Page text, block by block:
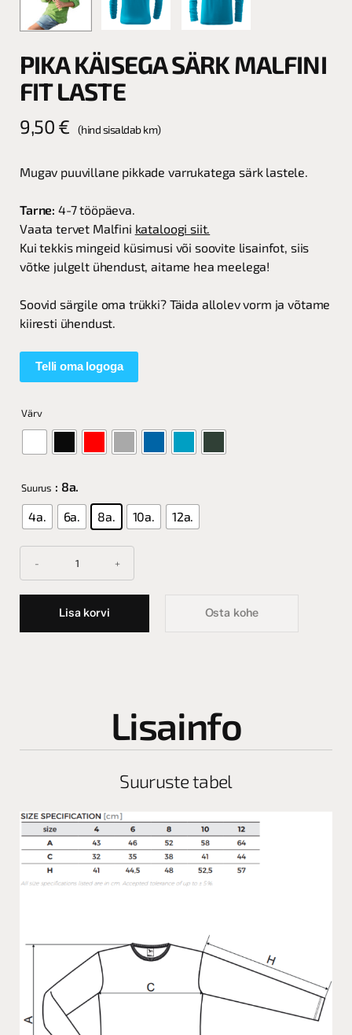
PIKA KÄISEGA SÄRK MALFINI
FIT LASTE
9,50 € (hind sisaldab km)
Mugav puuvillane pikkade varrukatega särk lastele.
Tarne: 4-7 tööpäeva.
Vaata tervet Malfini kataloogi siit.
Kui tekkis mingeid küsimusi või soovite lisainfot, siis
võtke julgelt ühendust, aitame hea meelega!
Soovid särgile oma trükki? Täida allolev vorm ja võtame
kiiresti ühendust.
Telli oma logoga
Värv
Suurus : 8a.
4a.
6a. 8a. 10a. 12a.
Lisa korvi Osta kohe
Lisainfo
Suuruste tabel